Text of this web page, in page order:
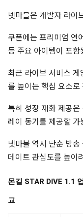
넷마블은 개발자 라이
쿠폰에는 프리미엄 연
등 주요 아이템이 포함
최근 라이브 서비스
를 높이는 핵심 요소로
특히 성장 재화 제공
레이 동기를 제공할
넷마블 역시 단순 방
데이트 관심도를 높이
몬길 STAR DIVE 1.1
교